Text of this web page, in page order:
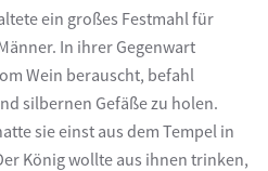
ein großes Festmahl für
In ihrer Gegenwart
Wein berauscht, befahl
silbernen Gefäße zu holen.
sie einst aus dem Tempel in
König wollte aus ihnen trinken,